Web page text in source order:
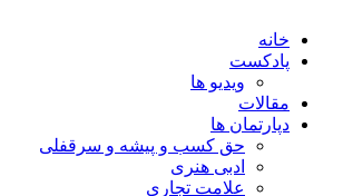
خانه
پادکست
ویدیو ها
مقالات
دپارتمان ها
حق کسب و پیشه و سرقفلی
ادبی هنری
علامت تجاری